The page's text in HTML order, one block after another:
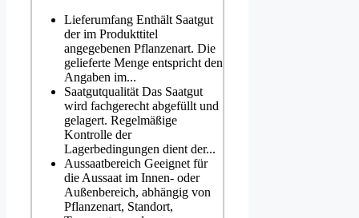
Lieferumfang Enthält Saatgut
der im Produkttitel
angegebenen Pflanzenart. Die
gelieferte Menge entspricht den
Angaben im...
Saatgutqualität Das Saatgut
wird fachgerecht abgefüllt und
gelagert. Regelmäßige
Kontrolle der
Lagerbedingungen dient der...
Aussaatbereich Geeignet für
die Aussaat im Innen- oder
Außenbereich, abhängig von
Pflanzenart, Standort,